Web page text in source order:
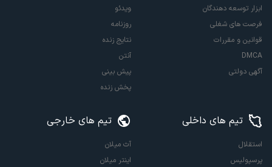
ابزار توسعه دهندگان
فرصت های شغلی
قوانین و مقررات
DMCA
آگهی دولتی
ویدئو
روزنامه
نتایج زنده
آنتن
پیش بینی
پخش زنده
تیم های داخلی
استقلال
پرسپولیس
تیم های خارجی
آث میلان
اینتر میلان